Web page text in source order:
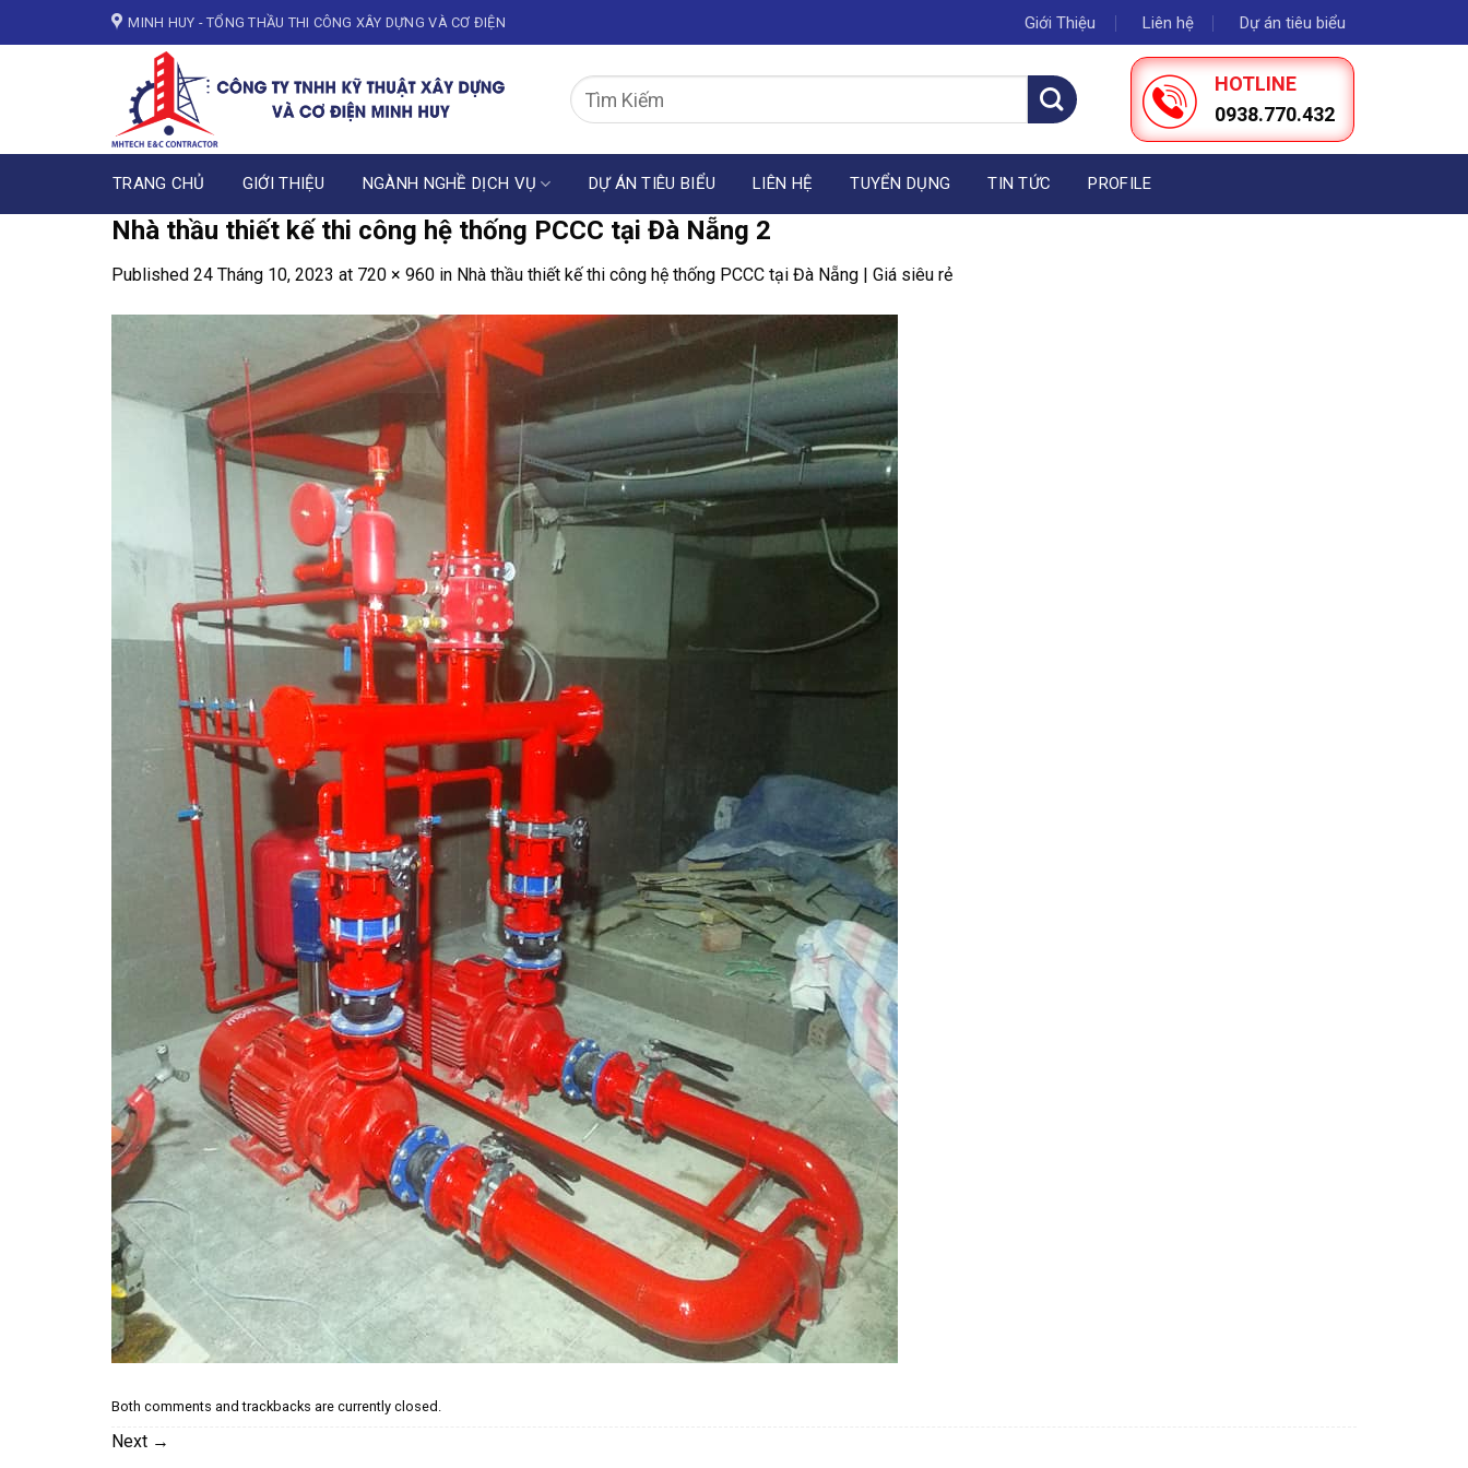
to
MINH HUY - TỔNG THẦU THI CÔNG XÂY DỰNG VÀ CƠ ĐIỆN Giới Thiệu Liên hệ Dự án tiêu biểu
HOTLINE
0938.770.432
TRANG CHỦ GIỚI THIỆU NGÀNH NGHỀ DỊCH VỤ DỰ ÁN TIÊU BIỂU LIÊN HỆ TUYỂN DỤNG TIN TỨC PROFILE
Nhà thầu thiết kế thi công hệ thống PCCC tại Đà Nẵng 2
Published 24 Tháng 10, 2023 at 720 × 960 in Nhà thầu thiết kế thi công hệ thống PCCC tại Đà Nẵng | Giá siêu rẻ
Both comments and trackbacks are currently closed.
Next →